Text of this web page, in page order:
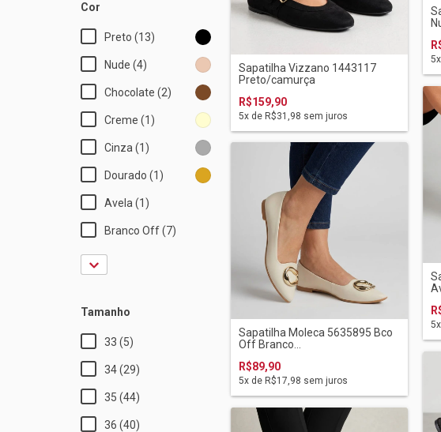
Cor
Preto (13)
Nude (4)
Chocolate (2)
Creme (1)
Cinza (1)
Dourado (1)
Avela (1)
Branco Off (7)
Tamanho
33 (5)
34 (29)
35 (44)
36 (40)
Sapatilha Vizzano 1443117
Preto/camurça
R$159,90
5x de R$31,98 sem juros
5
Sapatilha Moleca 5635895 Bco
Off Branco...
R$89,90
5x de R$17,98 sem juros
5